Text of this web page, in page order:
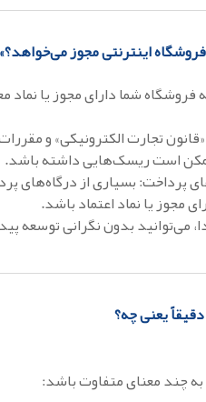
اینترنتی مجوز
فروشگاه شما دارای مجوز یا
تجارت الکترونیکی» و
است ریسک‌هایی داشته باشد.
پرداخت: بسیاری از درگاه‌های
مجوز یا نماد اعتماد باشد.
می‌توانید بدون نگرانی توسعه
یعنی چه؟
به چند معنای متفاوت باشد: